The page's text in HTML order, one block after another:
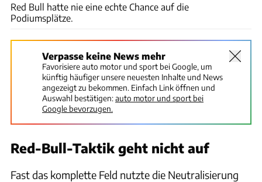
Red Bull hatte nie eine echte Chance auf die
Podiumsplätze.
Verpasse keine News mehr
Favorisiere auto motor und sport bei Google, um
künftig häufiger unsere neuesten Inhalte und News
angezeigt zu bekommen. Einfach Link öffnen und
Auswahl bestätigen:auto motor und sport bei
Google bevorzugen.
Red-Bull-Taktik geht nicht auf
Fast das komplette Feld nutzte die Neutralisierung